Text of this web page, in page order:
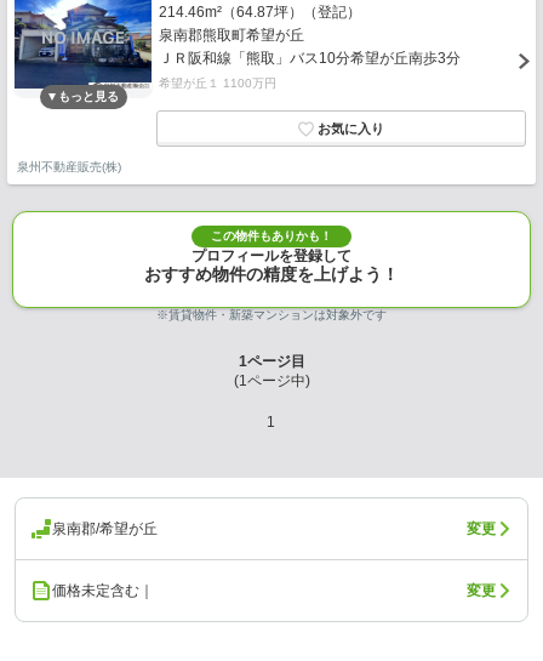
214.46m²（64.87坪）（登記）
泉南郡熊取町希望が丘
ＪＲ阪和線「熊取」バス10分希望が丘南歩3分
希望が丘１ 1100万円
泉州不動産販売(株)
この物件もありかも！
プロフィールを登録して
おすすめ物件の精度を上げよう！
※賃貸物件・新築マンションは対象外です
1ページ目
(1ページ中)
1
泉南郡/希望が丘 変更
価格未定含む｜ 変更